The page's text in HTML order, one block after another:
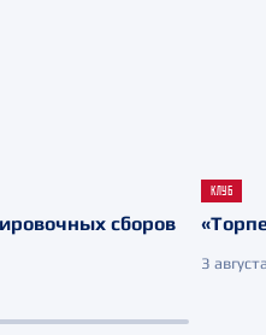
сборов
КЛУБ
3